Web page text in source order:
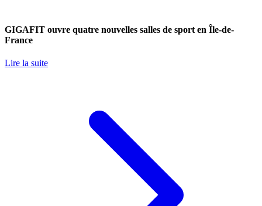
GIGAFIT ouvre quatre nouvelles salles de sport en Île-de-
France
Lire la suite